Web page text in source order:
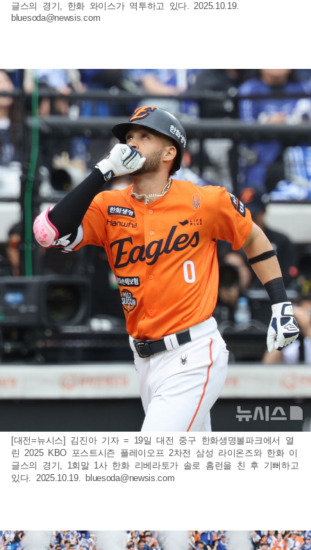
글스의 경기, 한화 와이스가 역투하고 있다. 2025.10.19.
bluesoda@newsis.com
[대전=뉴시스] 김진아 기자 = 19일 대전 중구 한화생명볼파크에서 열
린 2025 KBO 포스트시즌 플레이오프 2차전 삼성 라이온즈와 한화 이
글스의 경기, 1회말 1사 한화 리베라토가 솔로 홈런을 친 후 기뻐하고
있다. 2025.10.19. bluesoda@newsis.com